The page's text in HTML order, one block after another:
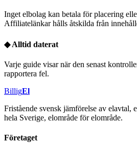
Inget elbolag kan betala för placering
Affiliatelänkar hålls åtskilda från
◆Alltid daterat
Varje guide visar när den senast
rapportera fel.
BilligEl
Fristående svensk jämförelse av elavtal,
hela Sverige, elområde för elområde.
Företaget